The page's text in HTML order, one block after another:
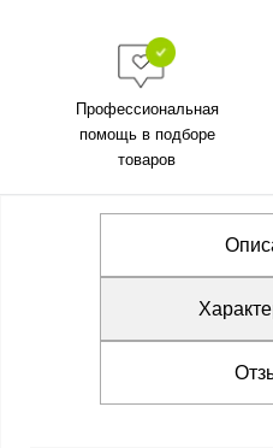
Профессиональная
помощь в подборе
товаров